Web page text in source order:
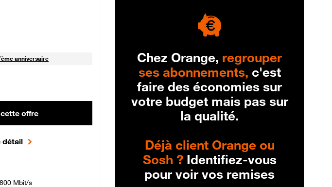
anniversaire
offre
détail
Mbit/s
Chez Orange, regrouper
ses abonnements, c'est
faire des économies sur
votre budget mais pas sur
la qualité.
Déjà client Orange ou
Sosh ?Identifiez-vous
pour voir vos remises